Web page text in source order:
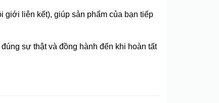
giới liên kết), giúp sản phẩm của bạn tiếp
sự thật và đồng hành đến khi hoàn tất